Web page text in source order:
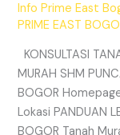
Info Prime East
PRIME EAST
KONSULTASI
MURAH SHM
BOGOR
Lokasi PANDUAN
BOGOR Tanah